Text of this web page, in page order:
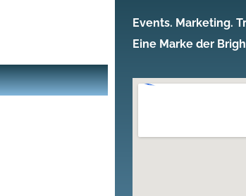
Events. Marketing.
Eine Marke der